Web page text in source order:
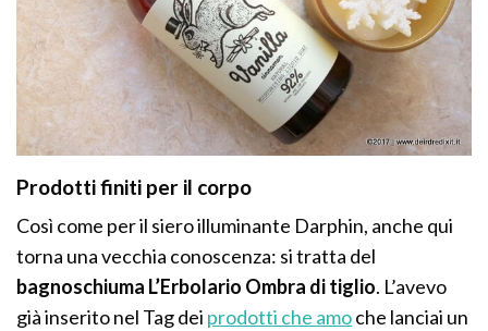
Prodotti finiti per il corpo
Così come per il siero illuminante Darphin, anche qui
torna una vecchia conoscenza: si tratta del
bagnoschiuma L’Erbolario Ombra di tiglio. L’avevo
già inserito nel Tag dei prodotti che amoche lanciai un